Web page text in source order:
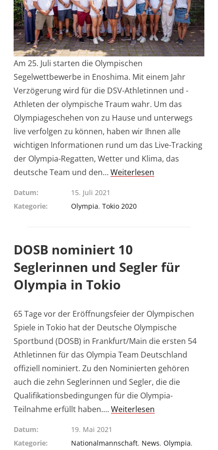
Am 25. Juli starten die Olympischen
Segelwettbewerbe in Enoshima. Mit einem Jahr
Verzögerung wird für die DSV-Athletinnen und -
Athleten der olympische Traum wahr. Um das
Olympiageschehen von zu Hause und unterwegs
live verfolgen zu können, haben wir Ihnen alle
wichtigen Informationen rund um das Live-Tracking
der Olympia-Regatten, Wetter und Klima, das
deutsche Team und den…Weiterlesen
Datum
15. Juli 2021
Kategorie
Olympia, Tokio 2020
DOSB nominiert 10
Seglerinnen und Segler für
Olympia in Tokio
65 Tage vor der Eröffnungsfeier der Olympischen
Spiele in Tokio hat der Deutsche Olympische
Sportbund (DOSB) in Frankfurt/Main die ersten 54
Athletinnen für das Olympia Team Deutschland
offiziell nominiert. Zu den Nominierten gehören
auch die zehn Seglerinnen und Segler, die die
Qualifikationsbedingungen für die Olympia-
Teilnahme erfüllt haben.…Weiterlesen
Datum
19. Mai 2021
Kategorie
Nationalmannschaft, News, Olympia,